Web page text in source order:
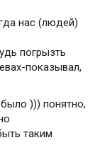
нас (людей)
погрызть
показывал,
))) понятно,
таким